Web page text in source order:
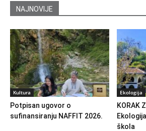
NAJNOVIJE
Kultura
Potpisan ugovor o
sufinansiranju NAFFIT 2026.
Ekologija
KORAK
škola